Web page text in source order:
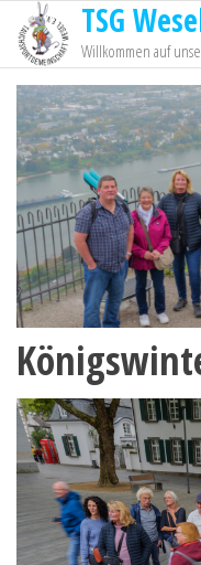
TSG
Willkommen auf